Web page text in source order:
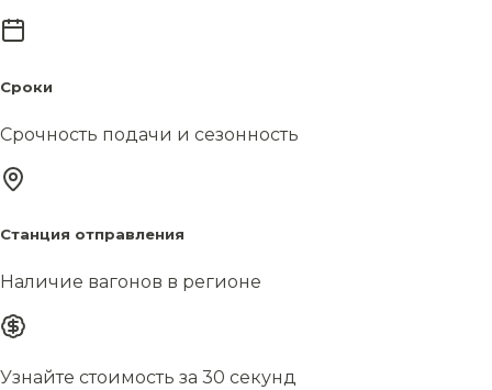
Сроки
Срочность подачи и сезонность
Станция отправления
Наличие вагонов в регионе
Узнайте стоимость за 30 секунд